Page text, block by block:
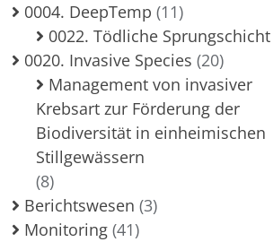
0004. DeepTemp (11)
0022. Tödliche Sprungschicht
0020. Invasive Species (20)
Management von invasiver
Krebsart zur Förderung der
Biodiversität in einheimischen
Stillgewässern
(8)
Berichtswesen (3)
Monitoring (41)